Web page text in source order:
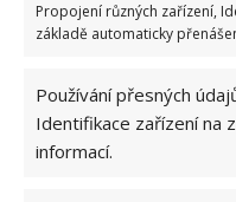
Propojení různých zařízení,
základě automaticky
Používání přesných
Identifikace zařízení na
informací.